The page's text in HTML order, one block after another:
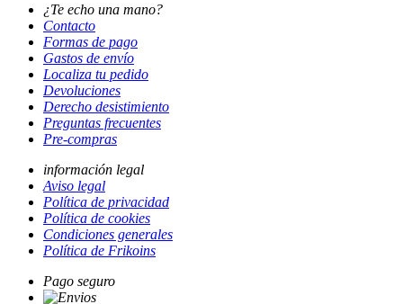
¿Te echo una mano?
Contacto
Formas de pago
Gastos de envío
Localiza tu pedido
Devoluciones
Derecho desistimiento
Preguntas frecuentes
Pre-compras
información legal
Aviso legal
Política de privacidad
Política de cookies
Condiciones generales
Política de Frikoins
Pago seguro